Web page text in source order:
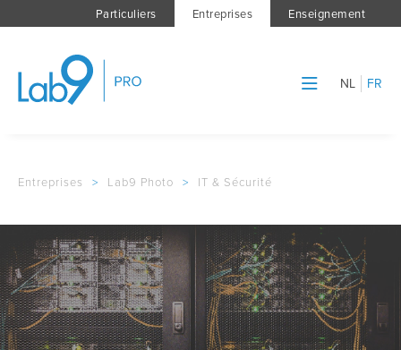
Particuliers Entreprises Enseignement
NL FR
Entreprises > Lab9 Photo > IT & Sécurité